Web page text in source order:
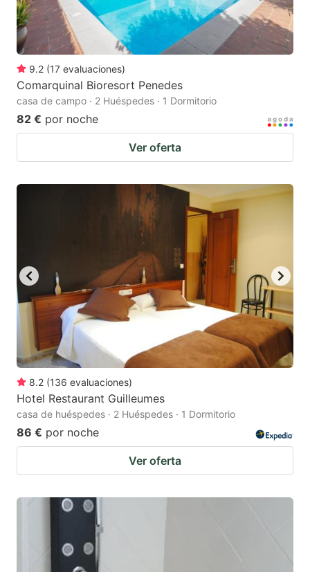
9.2 (17 evaluaciones)
Comarquinal Bioresort Penedes
casa de campo · 2 Huéspedes · 1 Dormitorio
82 € por noche
Ver oferta
8.2 (136 evaluaciones)
Hotel Restaurant Guilleumes
casa de huéspedes · 2 Huéspedes · 1 Dormitorio
86 € por noche
Ver oferta